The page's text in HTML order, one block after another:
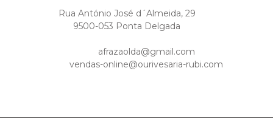
Rua António José d´Almeida, 29
9500-053 Ponta Delgada
afrazaolda@gmail.com
vendas-online@ourivesaria-rubi.com